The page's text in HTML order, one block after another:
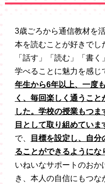
3歳ごろから通信教材を
本を読むことが好きでし
「話す」「読む」「書
学べることに魅力を感じ
年生から6年以上、一度
く、毎回楽しく通うこ
した。学校の授業もつ
目として取り組めていま
で、
目標を設定し、自
ることができるようにな
いねいなサポートのお
き、本人の自信にもつな